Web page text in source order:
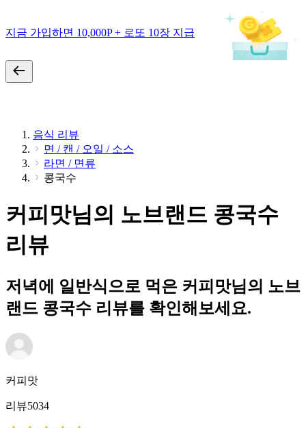
지금 가입하면 10,000P + 로또 10장 지급
음식 리뷰
면 / 캔 / 오일 / 소스
라면 / 면류
콩국수
커피맛님의 노브랜드 콩국수
리뷰
저녁에 일반식으로 먹은 커피맛님의 노브
랜드 콩국수 리뷰를 확인해보세요.
커피맛
리뷰5034